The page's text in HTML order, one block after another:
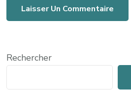
Rechercher